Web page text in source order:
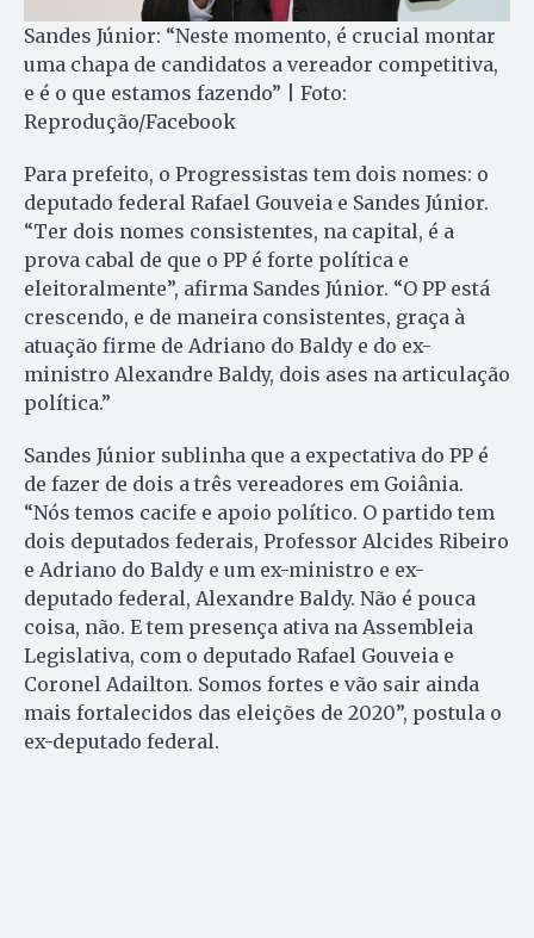
Sandes Júnior: “Neste momento, é crucial montar
uma chapa de candidatos a vereador competitiva,
e é o que estamos fazendo” | Foto:
Reprodução/Facebook
Para prefeito, o Progressistas tem dois nomes: o
deputado federal Rafael Gouveia e Sandes Júnior.
“Ter dois nomes consistentes, na capital, é a
prova cabal de que o PP é forte política e
eleitoralmente”, afirma Sandes Júnior. “O PP está
crescendo, e de maneira consistentes, graça à
atuação firme de Adriano do Baldy e do ex-
ministro Alexandre Baldy, dois ases na articulação
política.”
Sandes Júnior sublinha que a expectativa do PP é
de fazer de dois a três vereadores em Goiânia.
“Nós temos cacife e apoio político. O partido tem
dois deputados federais, Professor Alcides Ribeiro
e Adriano do Baldy e um ex-ministro e ex-
deputado federal, Alexandre Baldy. Não é pouca
coisa, não. E tem presença ativa na Assembleia
Legislativa, com o deputado Rafael Gouveia e
Coronel Adailton. Somos fortes e vão sair ainda
mais fortalecidos das eleições de 2020”, postula o
ex-deputado federal.